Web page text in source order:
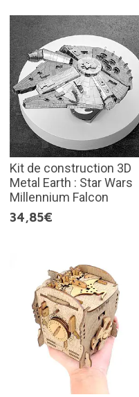
Kit de construction 3D
Metal Earth : Star Wars
Millennium Falcon
34,85€